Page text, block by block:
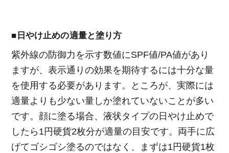
■日やけ止めの適量と塗り方
紫外線の防御力を示す数値にSPF値/PA値があり
ますが、表示通りの効果を期待するには十分な量
を使用する必要があります。ところが、実際には
適量よりも少ない量しか塗れていないことが多い
です。顔に塗る場合、液状タイプの日やけ止めで
したら1円硬貨2枚分が適量の目安です。両手に広
げてゴシゴシ塗るのではなく、まずは1円硬貨1枚